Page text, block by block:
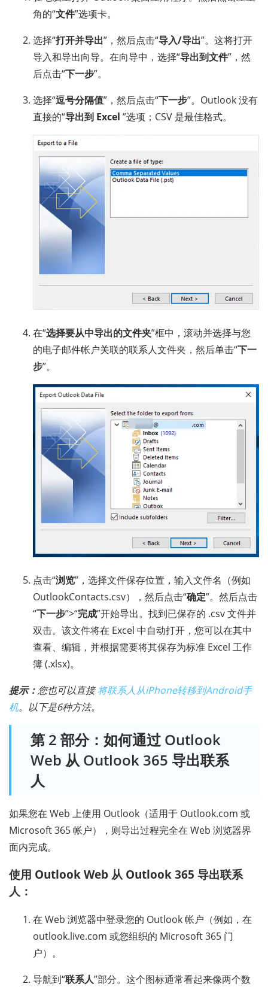
角的“文件”选项卡。
选择“打开并导出”，然后点击“导入/导出”。这将打开
导入和导出向导。在向导中，选择“导出到文件”，然
后点击“下一步”。
选择“逗号分隔值”，然后点击“下一步”。Outlook 没有
直接的“导出到 Excel ”选项；CSV 是最佳格式。
在“选择要从中导出的文件夹”框中，滚动并选择与您
的电子邮件帐户关联的联系人文件夹，然后单击“下一
步”。
点击“浏览”，选择文件保存位置，输入文件名（例如
OutlookContacts.csv），然后点击“确定”。然后点击
“下一步”>“完成”开始导出。找到已保存的 .csv 文件并
双击。该文件将在 Excel 中自动打开，您可以在其中
查看、编辑，并根据需要将其保存为标准 Excel 工作
簿 (.xlsx)。
提示： 您也可以直接将联系人从iPhone转移到Android手
机。以下是6种方法。
第 2 部分：如何通过 Outlook
Web 从 Outlook 365 导出联系
人
如果您在 Web 上使用 Outlook（适用于 Outlook.com 或
Microsoft 365 帐户），则导出过程完全在 Web 浏览器界
面内完成。
使用 Outlook Web 从 Outlook 365 导出联系
人：
在 Web 浏览器中登录您的 Outlook 帐户（例如，在
outlook.live.com 或您组织的 Microsoft 365 门
户）。
导航到“联系人”部分。这个图标通常看起来像两个数